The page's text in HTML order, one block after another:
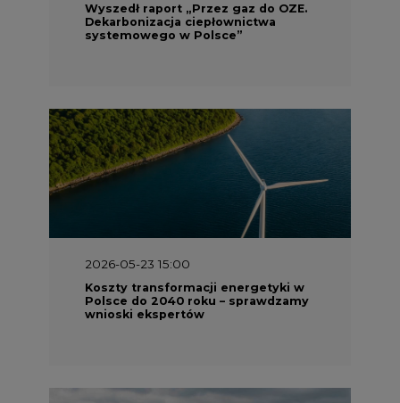
Wyszedł raport „Przez gaz do OZE.
Dekarbonizacja ciepłownictwa
systemowego w Polsce”
2026-05-23 15:00
Koszty transformacji energetyki w
Polsce do 2040 roku – sprawdzamy
wnioski ekspertów